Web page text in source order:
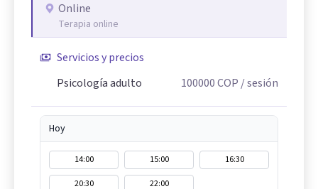
Online
Terapia online
Servicios y precios
Psicología adulto
100000COP / sesión
Hoy
14:00 15:00
16:30
20:30
22:00